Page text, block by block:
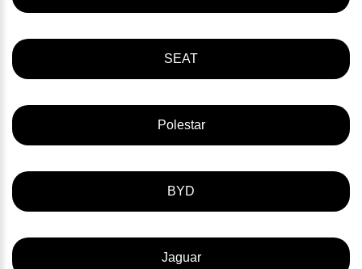
SEAT
Polestar
BYD
Jaguar